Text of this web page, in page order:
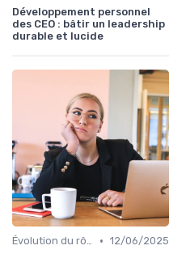
Développement personnel
des CEO : bâtir un leadership
durable et lucide
Évolution du rôle de CEO • 12/06/2025